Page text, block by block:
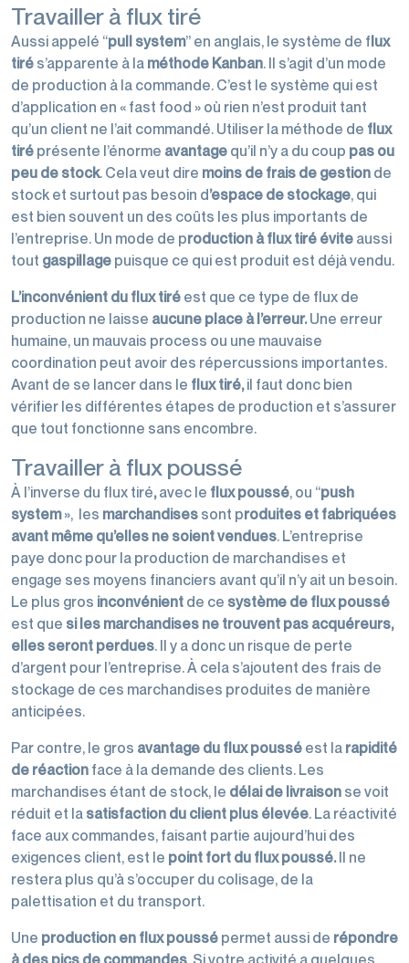
Travailler à flux tiré
Aussi appelé “pull system” en anglais, le système de flux
tiré s’apparente à la méthode Kanban. Il s’agit d’un mode
de production à la commande. C’est le système qui est
d’application en « fast food » où rien n’est produit tant
qu’un client ne l’ait commandé. Utiliser la méthode de flux
tiré présente l’énorme avantage qu’il n’y a du coup pas ou
peu de stock. Cela veut dire moins de frais de gestion de
stock et surtout pas besoin d’espace de stockage, qui
est bien souvent un des coûts les plus importants de
l’entreprise. Un mode de production à flux tiré évite aussi
tout gaspillage puisque ce qui est produit est déjà vendu.
L’inconvénient du flux tiré est que ce type de flux de
production ne laisse aucune place à l’erreur.Une erreur
humaine, un mauvais process ou une mauvaise
coordination peut avoir des répercussions importantes.
Avant de se lancer dans le flux tiré,il faut donc bien
vérifier les différentes étapes de production et s’assurer
que tout fonctionne sans encombre.
Travailler à flux poussé
À l’inverse du flux tiré,avec le flux poussé, ou “push
system», les marchandises sont produites et fabriquées
avant même qu’elles ne soient vendues. L’entreprise
paye donc pour la production de marchandises et
engage ses moyens financiers avant qu’il n’y ait un besoin.
Le plus gros inconvénient de ce système de flux poussé
est que si les marchandises ne trouvent pas acquéreurs,
elles seront perdues. Il y a donc un risque de perte
d’argent pour l’entreprise. À cela s’ajoutent des frais de
stockage de ces marchandises produites de manière
anticipées.
Par contre, le gros avantage du flux poussé est la rapidité
de réaction face à la demande des clients. Les
marchandises étant de stock, le délai de livraison se voit
réduit et la satisfaction du client plus élevée. La réactivité
face aux commandes, faisant partie aujourd’hui des
exigences client, est le point fort du flux poussé.Il ne
restera plus qu’à s’occuper du colisage, de la
palettisation et du transport.
Une production en flux poussé permet aussi de répondre
à des pics de commandes . Si votre activité a quelques